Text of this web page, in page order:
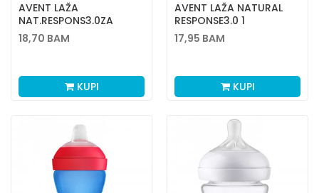
AVENT LAŽA
NAT.RESPONS3.0ZA
GUSTU
HRAN6M+SCY966/02
18,70 BAM
KUPI
AVENT LAŽA NATURAL
RESPONSE3.0 1
KAP(0M+)SCY961/02
17,95 BAM
KUPI